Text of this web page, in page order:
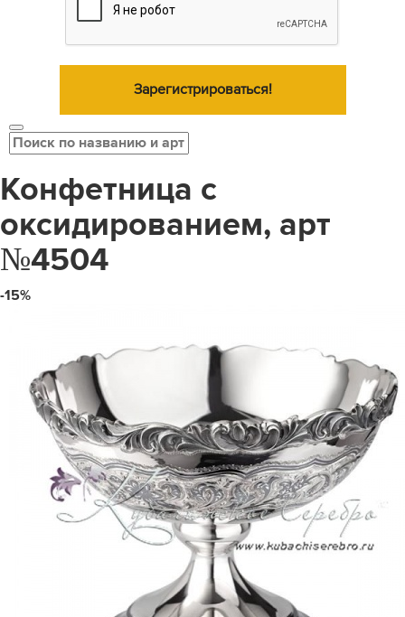
Зарегистрироваться!
Конфетница с
оксидированием, арт
№4504
-15%